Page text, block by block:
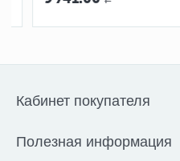
Кабинет покупателя
Полезная информация